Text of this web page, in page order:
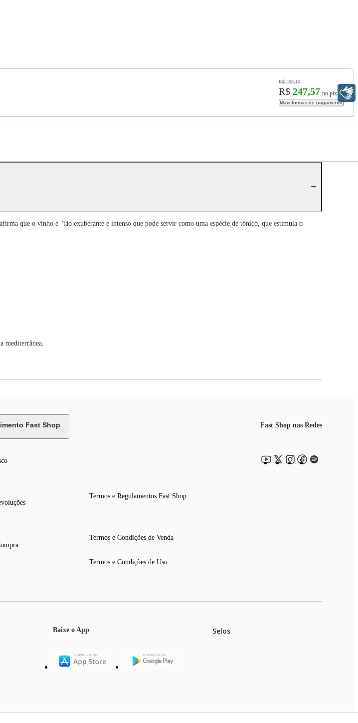
R$ 269,10
R$ 247,57 no pix
Mais formas de pagamento
que o vinho é "tão exuberante e intenso que pode servir como uma espécie de tônico, que estimula o
mediterrânea.
Fast Shop
Termos e Regulamentos Fast Shop
Termos e Condições de Venda
Termos e Condições de Uso
Fast Shop nas Redes
Baixe o App Selos
Libras